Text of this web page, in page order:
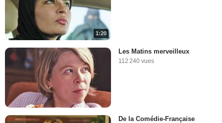
1:20
Les Matins merveilleux
112 240 vues
De la Comédie-Française